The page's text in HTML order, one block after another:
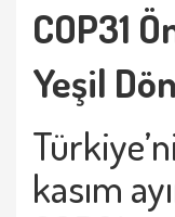
COP31
Yeşil
kasım